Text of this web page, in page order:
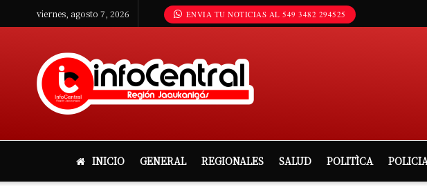
viernes, agosto 7, 2026 ENVIA TU NOTICIAS AL 549 3482 294525
INICIO GENERAL REGIONALES SALUD POLITÌCA